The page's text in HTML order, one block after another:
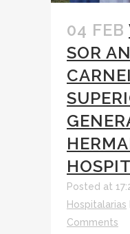
04 FEB
SOR
Posted at
Hospitalarias
Comments